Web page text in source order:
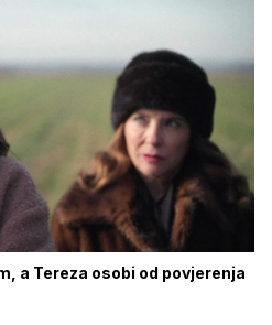
a Tereza osobi od povjerenja